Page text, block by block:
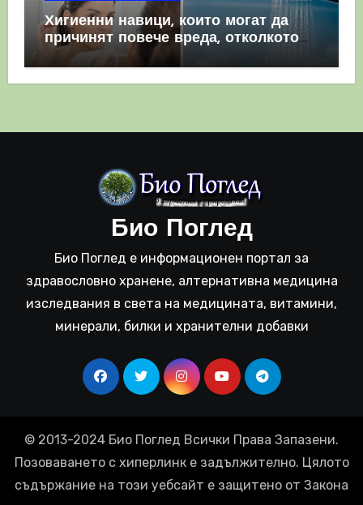
Хигиенни навици, които могат да
причинят повече вреда, отколкото
полза
Био Поглед
Био Поглед е информационен портал за
здравословно хранене, алтернативна медицина
изследвания в света на медицината, витамини,
минерали, билки и хранителни добавки
© 2013-2024 Био Поглед Всички Права Запазени.
Позоваването с хиперлинк е задължително. Цялото
съдържание на този уебсайт е защитено от Закона